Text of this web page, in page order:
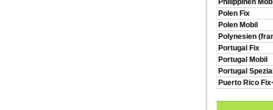
Philippinen
Polen Fix
Polen Mobil
Polynesien
Portugal Fix
Portugal Mobil
Portugal
Puerto Rico